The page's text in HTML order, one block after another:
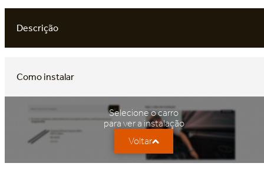
Descrição
Como instalar
Selecione o carro
para ver a instalação
Voltar